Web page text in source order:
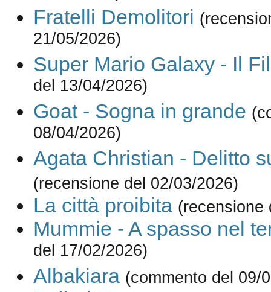
Fratelli Demolitori
21/05/2026)
Super Mario Galaxy - Il
del 13/04/2026)
Goat - Sogna in grande
08/04/2026)
Agata Christian - Delitto
(recensione del 02/03/2026)
La città proibita (recensione
Mummie - A spasso nel
del 17/02/2026)
Albakiara (commento del 09/